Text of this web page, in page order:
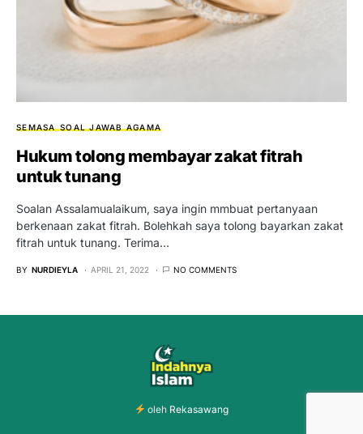
SEMASA SOAL JAWAB AGAMA
Hukum tolong membayar zakat fitrah
untuk tunang
Soalan Assalamualaikum, saya ingin mmbuat pertanyaan
berkenaan zakat fitrah. Bolehkah saya tolong bayarkan zakat
fitrah untuk tunang. Terima…
BY NURDIEYLA APRIL 21, 2022 NO COMMENTS
oleh Rekasawang